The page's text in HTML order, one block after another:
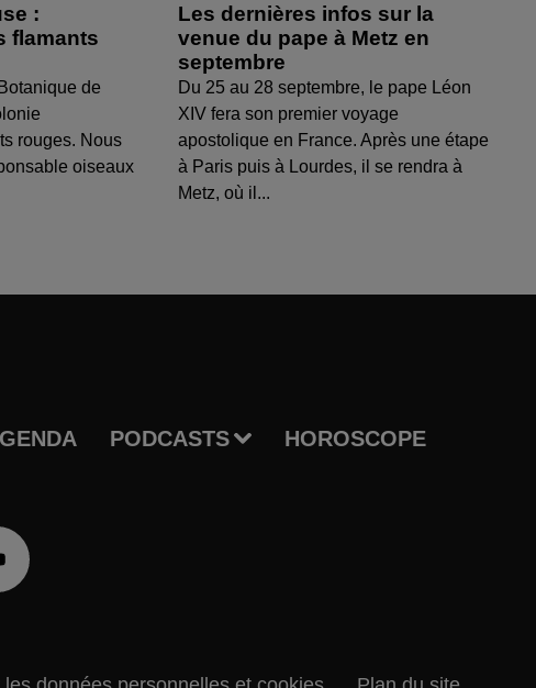
:
flamants
de
rouges. Nous
oiseaux
Les dernières infos sur la
venue du pape à Metz en
septembre
Du 25 au 28 septembre, le pape Léon
XIV fera son premier voyage
apostolique en France. Après une étape
à Paris puis à Lourdes, il se rendra à
Metz, où il...
PODCASTS HOROSCOPE